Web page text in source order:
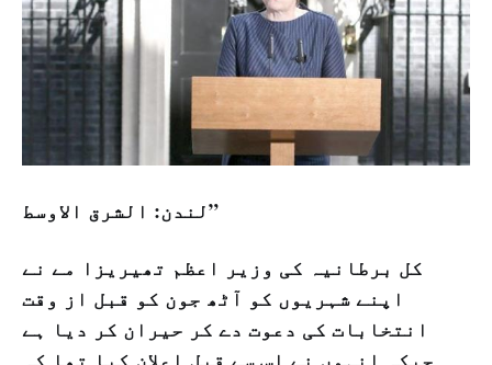
لندن: الشرق الاوسط”
کل برطانیہ کی وزیر اعظم تھیریزا مے نے
اپنے شہریوں کو آٹھ جون کو قبل از وقت
انتخابات کی دعوت دے کر حیران کر دیا ہے
جبکہ انہوں نے اس سے قبل اعلان کیا تھا کہ